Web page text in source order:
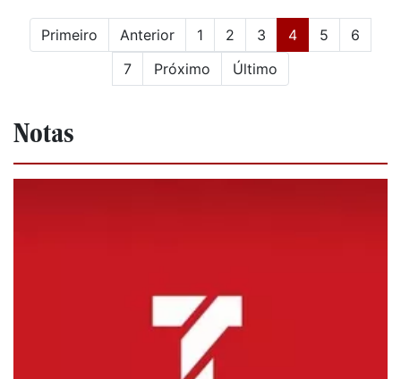
Primeiro Anterior 1 2 3 4(current)
5
6
7
Próximo Último
Notas